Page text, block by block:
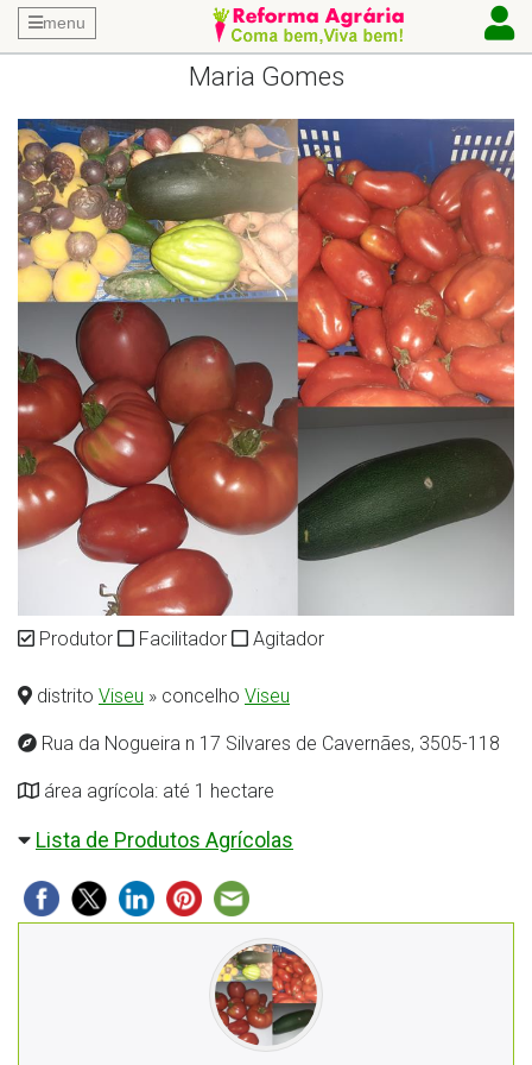
menu
Maria Gomes
Produtor Facilitador Agitador
distrito Viseu » concelho Viseu
Rua da Nogueira n 17 Silvares de Cavernães, 3505-118
área agrícola: até 1 hectare
Lista de Produtos Agrícolas